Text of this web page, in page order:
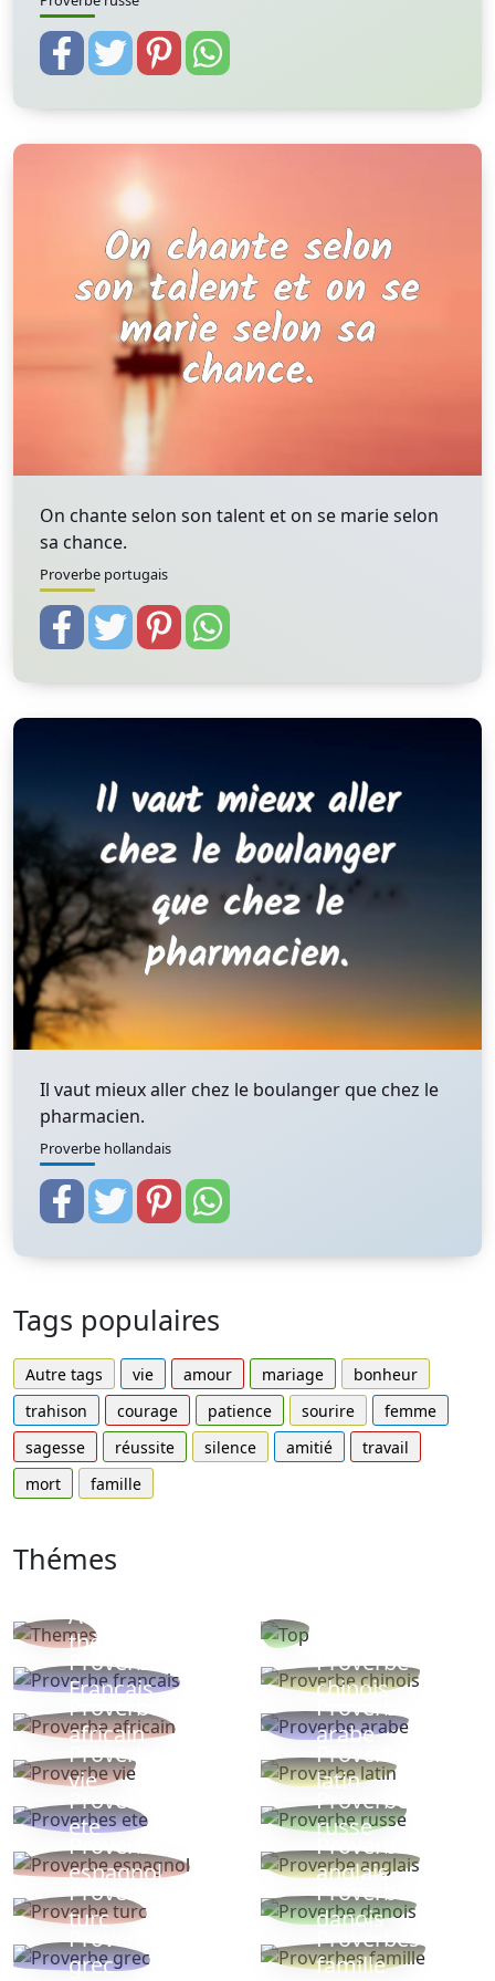
On chante selon son talent et on se marie selon
sa chance.
Proverbe portugais
Il vaut mieux aller chez le boulanger que chez le
pharmacien.
Proverbe hollandais
Tags populaires
Autre tags vie amour mariage
bonheur
trahison
courage patience sourire
femme
sagesse
réussite silence amitié
travail
mort
famille
Thémes
Autres
thèmes
Proverbe
Français
Proverbe
chinois
Proverbe
africain
Proverbe
arabe
Proverbe
vie
Proverbe
latin
Proverbes
ete
Proverbe
russe
Proverbe
espagnol
Proverbe
anglais
Proverbe
turc
Proverbe
danois
Proverbe
grec
Proverbes
famille